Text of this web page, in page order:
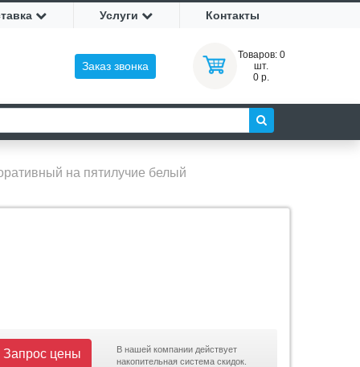
Услуги Контакты
Заказ звонка
Товаров: 0
шт.
0 р.
на пятилучие белый
Запрос цены
В нашей компании действует
накопительная система скидок.